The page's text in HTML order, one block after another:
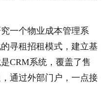
一个物业成本管理系
寻租招租模式，建立基
CRM系统，覆盖了售
通过外部门户，一点接